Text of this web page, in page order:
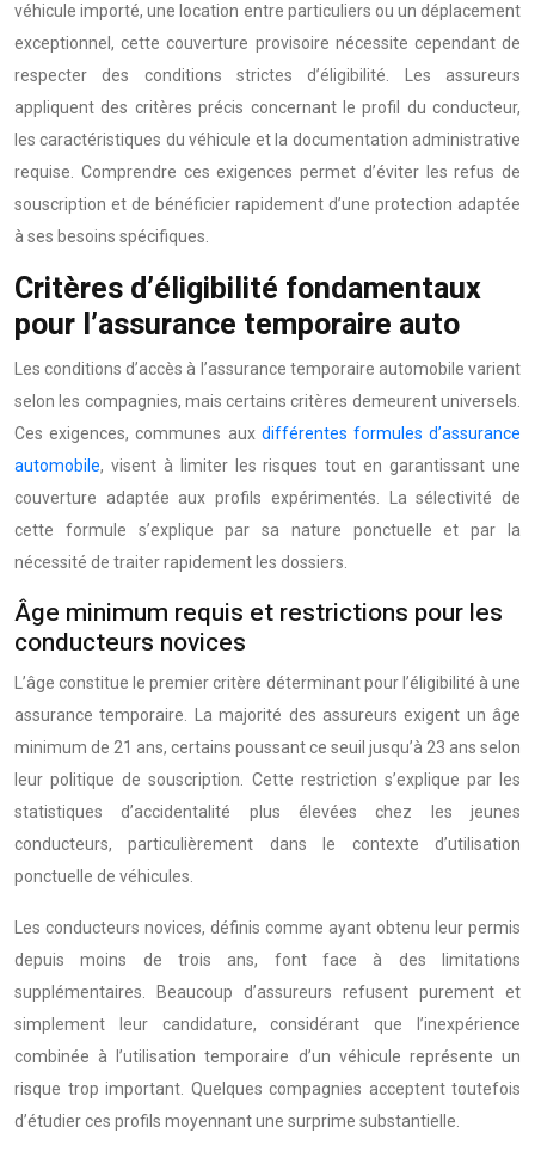
véhicule importé, une location entre particuliers ou un déplacement
exceptionnel, cette couverture provisoire nécessite cependant de
respecter des conditions strictes d’éligibilité. Les assureurs
appliquent des critères précis concernant le profil du conducteur,
les caractéristiques du véhicule et la documentation administrative
requise. Comprendre ces exigences permet d’éviter les refus de
souscription et de bénéficier rapidement d’une protection adaptée
à ses besoins spécifiques.
Critères d’éligibilité fondamentaux
pour l’assurance temporaire auto
Les conditions d’accès à l’assurance temporaire automobile varient
selon les compagnies, mais certains critères demeurent universels.
Ces exigences, communes aux différentes formules d’assurance
automobile, visent à limiter les risques tout en garantissant une
couverture adaptée aux profils expérimentés. La sélectivité de
cette formule s’explique par sa nature ponctuelle et par la
nécessité de traiter rapidement les dossiers.
Âge minimum requis et restrictions pour les
conducteurs novices
L’âge constitue le premier critère déterminant pour l’éligibilité à une
assurance temporaire. La majorité des assureurs exigent un âge
minimum de 21 ans, certains poussant ce seuil jusqu’à 23 ans selon
leur politique de souscription. Cette restriction s’explique par les
statistiques d’accidentalité plus élevées chez les jeunes
conducteurs, particulièrement dans le contexte d’utilisation
ponctuelle de véhicules.
Les conducteurs novices, définis comme ayant obtenu leur permis
depuis moins de trois ans, font face à des limitations
supplémentaires. Beaucoup d’assureurs refusent purement et
simplement leur candidature, considérant que l’inexpérience
combinée à l’utilisation temporaire d’un véhicule représente un
risque trop important. Quelques compagnies acceptent toutefois
d’étudier ces profils moyennant une surprime substantielle.